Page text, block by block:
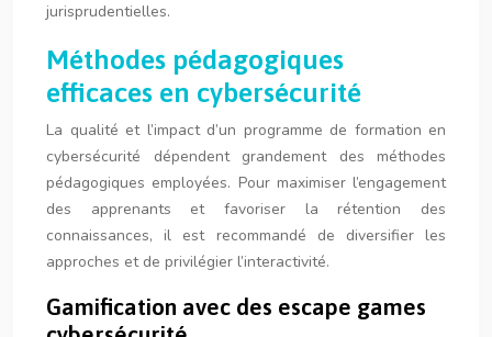
jurisprudentielles.
Méthodes pédagogiques
efficaces en cybersécurité
La qualité et l’impact d’un programme de formation en
cybersécurité dépendent grandement des méthodes
pédagogiques employées. Pour maximiser l’engagement
des apprenants et favoriser la rétention des
connaissances, il est recommandé de diversifier les
approches et de privilégier l’interactivité.
Gamification avec des escape games